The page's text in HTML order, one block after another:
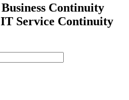
Continuity
Service Continuity